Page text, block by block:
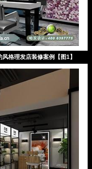
格理发店装修案例【图1】